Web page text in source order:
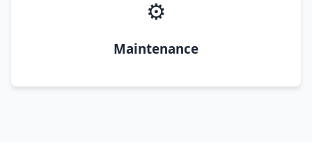
⚙️
Maintenance